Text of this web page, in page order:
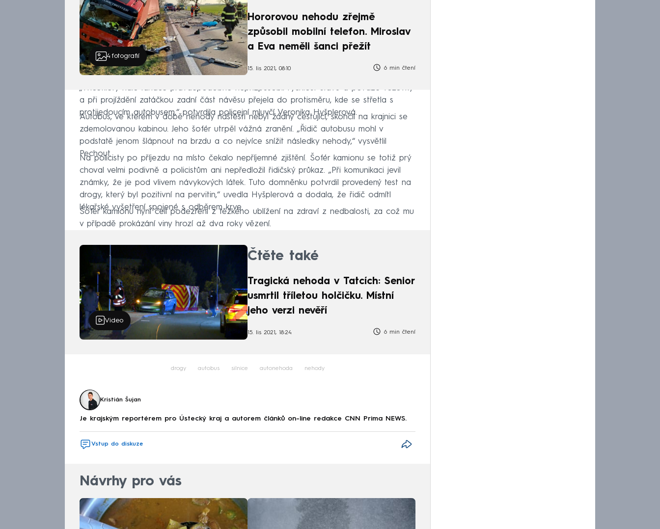
4 fotografií
Hororovou nehodu zřejmě
způsobil mobilní telefon. Miroslav
a Eva neměli šanci přežít
15. lis 2021, 08:10 6 min čtení
„Třicetiletý řidič tahače pravděpodobně nepřizpůsobil rychlost stavu a povaze vozovky
a při projíždění zatáčkou zadní část návěsu přejela do protisměru, kde se střetla s
protijedoucím autobusem,“ potvrdila policejní mluvčí Veronika Hyšplerová.
Autobus, ve kterém v době nehody naštěstí nebyl žádný cestující, skončil na krajnici se
zdemolovanou kabinou. Jeho šofér utrpěl vážná zranění. „Řidič autobusu mohl v
podstatě jenom šlápnout na brzdu a co nejvíce snížit následky nehody,“ vysvětlil
Pechout.
Na policisty po příjezdu na místo čekalo nepříjemné zjištění. Šofér kamionu se totiž prý
choval velmi podivně a policistům ani nepředložil řidičský průkaz. „Při komunikaci jevil
známky, že je pod vlivem návykových látek. Tuto domněnku potvrdil provedený test na
drogy, který byl pozitivní na pervitin,“ uvedla Hyšplerová a dodala, že řidič odmítl
lékařské vyšetření spojené s odběrem krve.
Šofér kamionu nyní čelí podezření z těžkého ublížení na zdraví z nedbalosti, za což mu
v případě prokázání viny hrozí až dva roky vězení.
Video
Čtěte také
Tragická nehoda v Tatcích: Senior
usmrtil tříletou holčičku. Místní
jeho verzi nevěří
15. lis 2021, 18:24 6 min čtení
drogy autobus silnice autonehoda nehody
Kristián Šujan
Je krajským reportérem pro Ústecký kraj a autorem článků on-line redakce CNN Prima NEWS.
Vstup do diskuze
Návrhy pro vás